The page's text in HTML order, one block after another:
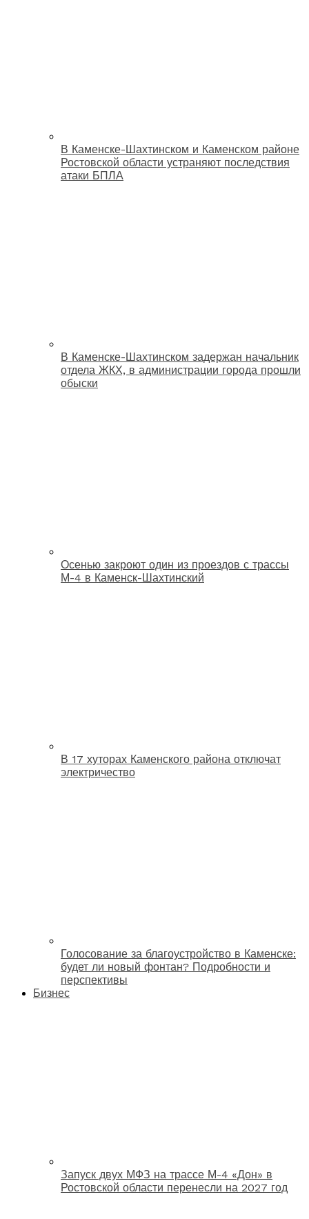
В Каменске-Шахтинском и Каменском районе
Ростовской области устраняют последствия
атаки БПЛА
В Каменске-Шахтинском задержан начальник
отдела ЖКХ, в администрации города прошли
обыски
Осенью закроют один из проездов с трассы
М-4 в Каменск-Шахтинский
В 17 хуторах Каменского района отключат
электричество
Голосование за благоустройство в Каменске:
будет ли новый фонтан? Подробности и
перспективы
Бизнес
Запуск двух МФЗ на трассе М-4 «Дон» в
Ростовской области перенесли на 2027 год